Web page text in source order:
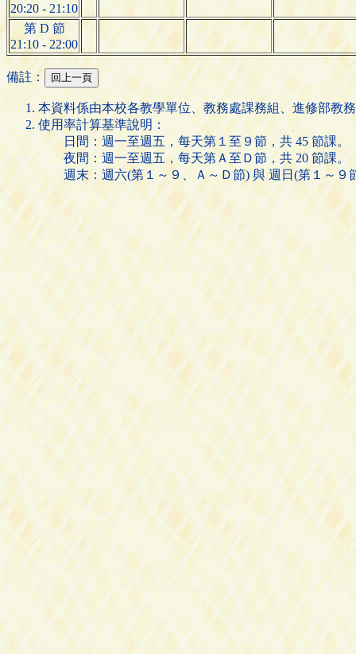
20:20 - 21:10
第 D 節
21:10 - 22:00
備註：
本資料係由本校各教學單位、教務處課務組、進修部教
使用率計算基準說明：
日間：週一至週五，每天第１至９節，共 45 節課。
夜間：週一至週五，每天第Ａ至Ｄ節，共 20 節課。
週末：週六(第１～９、Ａ～Ｄ節) 與 週日(第１～９